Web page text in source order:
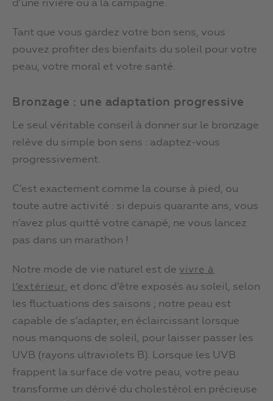
d’une rivière ou à la campagne.
Tant que vous gardez votre bon sens, vous
pouvez profiter des bienfaits du soleil pour votre
peau, votre moral et votre santé.
Bronzage : une adaptation progressive
Le seul véritable conseil à donner sur le bronzage
relève du simple bon sens : adaptez-vous
progressivement.
C’est exactement comme la course à pied, ou
toute autre activité : si depuis quarante ans, vous
n’avez plus quitté votre canapé, ne vous lancez
pas dans un marathon !
Notre mode de vie naturel est de vivre à
l’extérieur, et donc d’être exposés au soleil, selon
les fluctuations des saisons ; notre peau est
capable de s’adapter, en éclaircissant lorsque
nous manquons de soleil, pour laisser passer les
UVB (rayons ultraviolets B). Lorsque les UVB
frappent la surface de votre peau, votre peau
transforme un dérivé du cholestérol en précieuse